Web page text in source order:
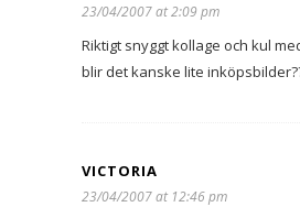
23/04/2007 at 2:09 pm
Riktigt snyggt kollage och kul
blir det kanske lite
VICTORIA
23/04/2007 at 12:46 pm